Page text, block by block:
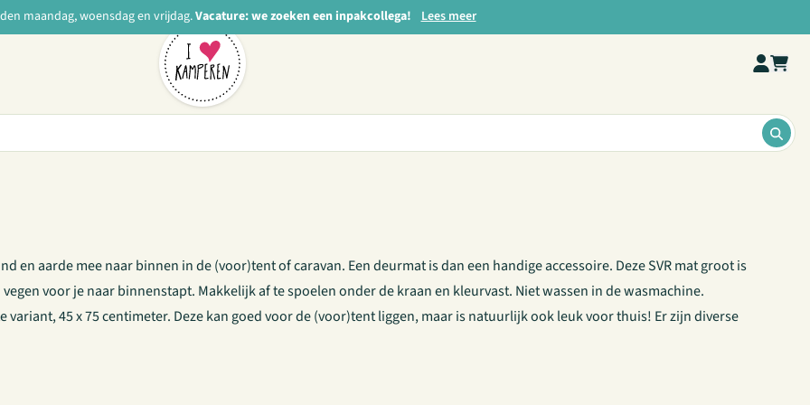
maandag, woensdag en vrijdag.Vacature: we zoeken een inpakcollega! Lees meer
en aarde mee naar binnen in de (voor)tent of caravan. Een deurmat is dan een handige accessoire. Deze SVR mat groot is
voor je naar binnenstapt. Makkelijk af te spoelen onder de kraan en kleurvast. Niet wassen in de wasmachine.
45 x 75 centimeter. Deze kan goed voor de (voor)tent liggen, maar is natuurlijk ook leuk voor thuis! Er zijn diverse